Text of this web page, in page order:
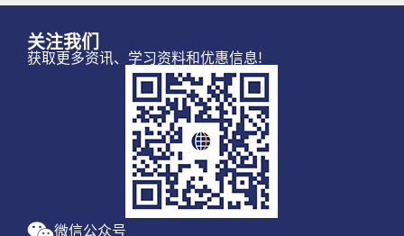
关注我们
获取更多资讯、学习资料和优惠信息!
微信公众号